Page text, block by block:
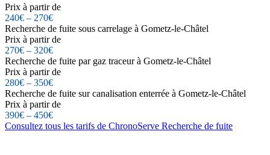
Prix à partir de
240€ – 270€
Recherche de fuite sous carrelage à Gometz-le-Châtel
Prix à partir de
270€ – 320€
Recherche de fuite par gaz traceur à Gometz-le-Châtel
Prix à partir de
280€ – 350€
Recherche de fuite sur canalisation enterrée à Gometz-le-Châtel
Prix à partir de
390€ – 450€
Consultez tous les tarifs de ChronoServe Recherche de fuite